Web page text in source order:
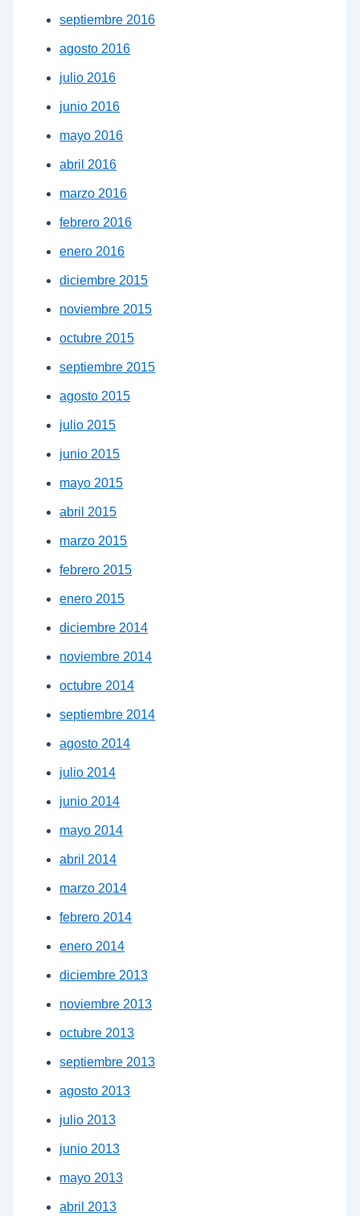
septiembre 2016
agosto 2016
julio 2016
junio 2016
mayo 2016
abril 2016
marzo 2016
febrero 2016
enero 2016
diciembre 2015
noviembre 2015
octubre 2015
septiembre 2015
agosto 2015
julio 2015
junio 2015
mayo 2015
abril 2015
marzo 2015
febrero 2015
enero 2015
diciembre 2014
noviembre 2014
octubre 2014
septiembre 2014
agosto 2014
julio 2014
junio 2014
mayo 2014
abril 2014
marzo 2014
febrero 2014
enero 2014
diciembre 2013
noviembre 2013
octubre 2013
septiembre 2013
agosto 2013
julio 2013
junio 2013
mayo 2013
abril 2013